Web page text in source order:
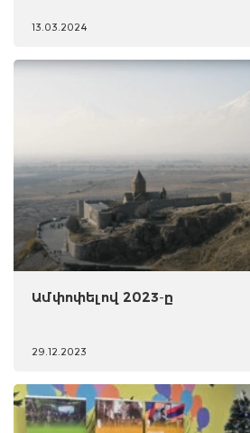
13.03.2024
Ամփոփելով 2023-ը
29.12.2023